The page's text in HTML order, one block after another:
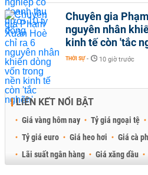
Chuyên gia
nguyên nhân
kinh tế còn 'tắc
THỜI SỰ - 10 giờ trước
LIÊN KẾT NỔI BẬT
Giá vàng hôm nay Tỷ giá ngoại tệ
Tỷ giá euro
Giá heo hơi Giá cà
Lãi suất ngân hàng
Giá xăng dầu